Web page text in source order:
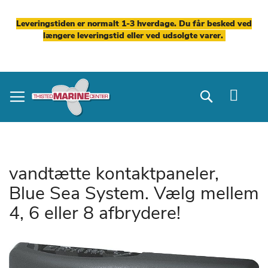
Leveringstiden er normalt 1-3 hverdage. Du får besked ved
længere leveringstid eller ved udsolgte varer.
to
Content
Search
vandtætte kontaktpaneler,
Blue Sea System. Vælg mellem
4, 6 eller 8 afbrydere!
til
slutningen